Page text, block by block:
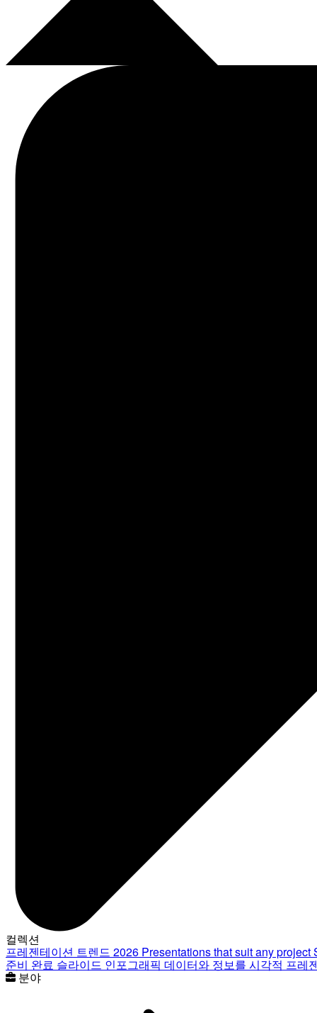
컬렉션
프레젠테이션 트렌드 2026 Presentations that suit any project
준비 완료 슬라이드 인포그래픽 데이터와 정보를 시각적 프레
분야